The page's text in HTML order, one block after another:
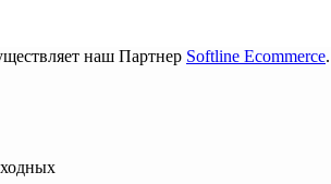
наш Партнер Softline Ecommerce.